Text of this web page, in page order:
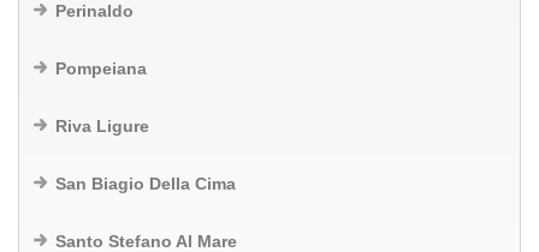
Perinaldo
Pompeiana
Riva Ligure
San Biagio Della Cima
Santo Stefano Al Mare